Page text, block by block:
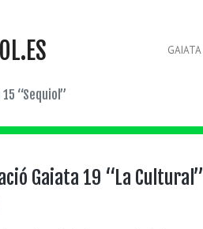
15 “Sequiol”
GAIATA
Gaiata 19 “La Cultural”